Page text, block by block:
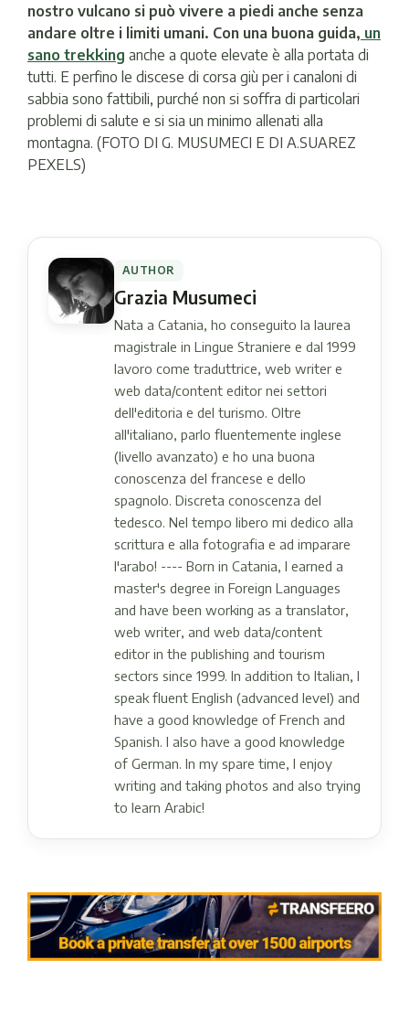
nostro vulcano si può vivere a piedi anche senza
andare oltre i limiti umani. Con una buona guida, un
sano trekking anche a quote elevate è alla portata di
tutti. E perfino le discese di corsa giù per i canaloni di
sabbia sono fattibili, purché non si soffra di particolari
problemi di salute e si sia un minimo allenati alla
montagna. (FOTO DI G. MUSUMECI E DI A.SUAREZ
PEXELS)
AUTHOR
Grazia Musumeci
Nata a Catania, ho conseguito la laurea
magistrale in Lingue Straniere e dal 1999
lavoro come traduttrice, web writer e
web data/content editor nei settori
dell'editoria e del turismo. Oltre
all'italiano, parlo fluentemente inglese
(livello avanzato) e ho una buona
conoscenza del francese e dello
spagnolo. Discreta conoscenza del
tedesco. Nel tempo libero mi dedico alla
scrittura e alla fotografia e ad imparare
l'arabo! ---- Born in Catania, I earned a
master's degree in Foreign Languages ​​
and have been working as a translator,
web writer, and web data/content
editor in the publishing and tourism
sectors since 1999. In addition to Italian, I
speak fluent English (advanced level) and
have a good knowledge of French and
Spanish. I also have a good knowledge
of German. In my spare time, I enjoy
writing and taking photos and also trying
to learn Arabic!